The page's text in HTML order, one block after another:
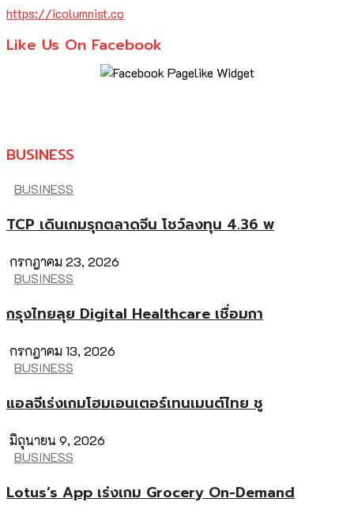
https://icolumnist.co
Like Us On Facebook
BUSINESS
BUSINESS
TCP เดินเกมรุกตลาดจีน โชว์ลงทุน 4.36 พ
กรกฎาคม 23, 2026
BUSINESS
กรุงไทยลุย Digital Healthcare เชื่อมกา
กรกฎาคม 13, 2026
BUSINESS
แอลจีเร่งเกมโฮมเอนเตอร์เทนเมนต์ไทย ชู
มิถุนายน 9, 2026
BUSINESS
Lotus’s App เร่งเกม Grocery On-Demand